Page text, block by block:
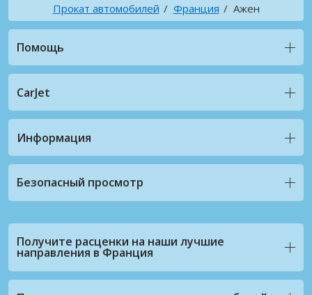
Прокат автомобилей Франция Ажен
Помощь
CarJet
Информация
Безопасный просмотр
Получите расценки на наши лучшие
направления в Франция